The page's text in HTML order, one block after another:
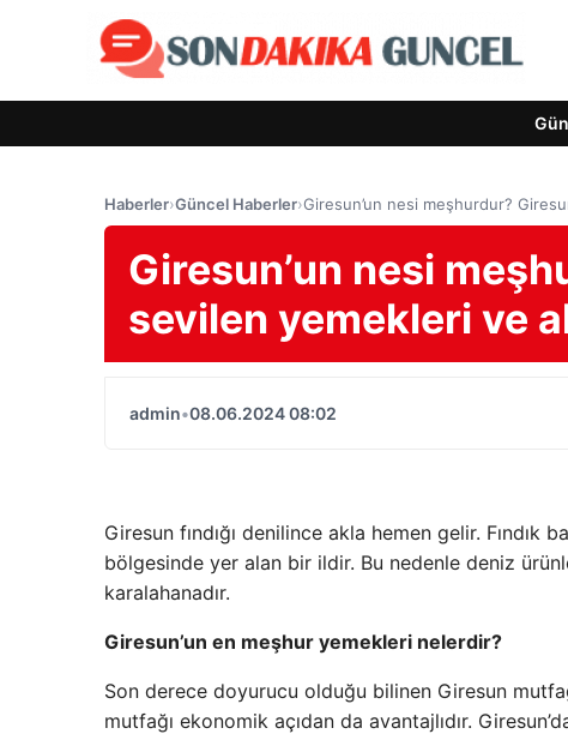
Haberler›Güncel Haberler›Giresun’un nesi meşhurdur?
Giresun’un nesi
sevilen yemekleri ve
admin•08.06.2024 08:02
Giresun fındığı denilince akla hemen gelir.
bölgesinde yer alan bir ildir. Bu nedenle deniz
karalahanadır.
Giresun’un en meşhur yemekleri nelerdir?
Son derece doyurucu olduğu bilinen Giresun
mutfağı ekonomik açıdan da avantajlıdır.